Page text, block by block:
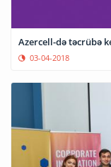
Azercell-də təcrübə
03-04-2018